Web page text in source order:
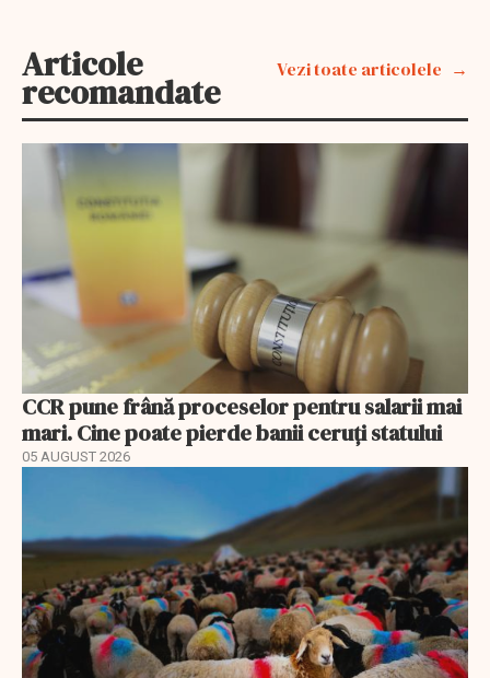
Articole
recomandate
Vezi toate articolele
CCR pune frână proceselor pentru salarii mai
mari. Cine poate pierde banii ceruți statului
05 AUGUST 2026